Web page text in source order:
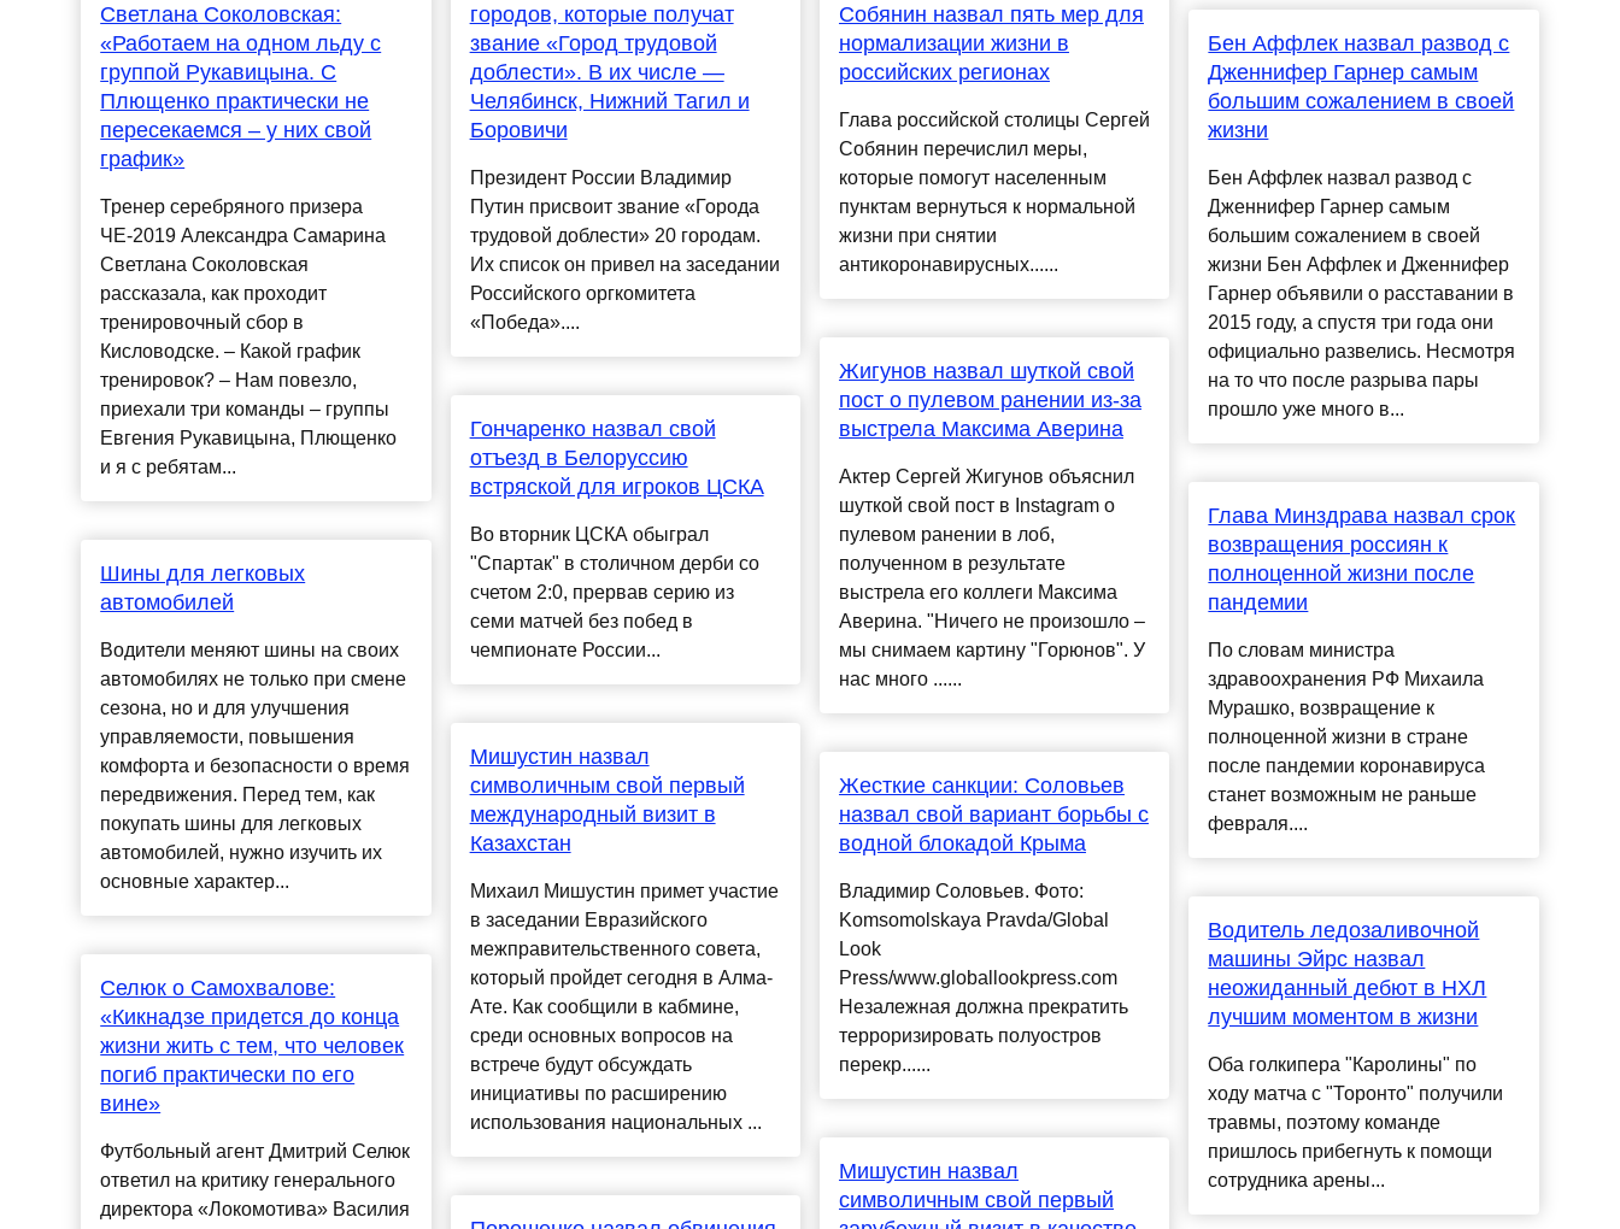
Светлана Соколовская:
«Работаем на одном льду с
группой Рукавицына. С
Плющенко практически не
пересекаемся – у них свой
график»
Тренер серебряного призера
ЧЕ-2019 Александра Самарина
Светлана Соколовская
рассказала, как проходит
тренировочный сбор в
Кисловодске. – Какой график
тренировок? – Нам повезло,
приехали три команды – группы
Евгения Рукавицына, Плющенко
и я с ребятам...
Шины для легковых
автомобилей
Водители меняют шины на своих
автомобилях не только при смене
сезона, но и для улучшения
управляемости, повышения
комфорта и безопасности о время
передвижения. Перед тем, как
покупать шины для легковых
автомобилей, нужно изучить их
основные характер...
Селюк о Самохвалове:
«Кикнадзе придется до конца
жизни жить с тем, что человек
погиб практически по его
вине»
Футбольный агент Дмитрий Селюк
ответил на критику генерального
директора «Локомотива» Василия
городов, которые получат
звание «Город трудовой
доблести». В их числе —
Челябинск, Нижний Тагил и
Боровичи
Президент России Владимир
Путин присвоит звание «Города
трудовой доблести» 20 городам.
Их список он привел на заседании
Российского оргкомитета
«Победа»....
Гончаренко назвал свой
отъезд в Белоруссию
встряской для игроков ЦСКА
Во вторник ЦСКА обыграл
"Спартак" в столичном дерби со
счетом 2:0, прервав серию из
семи матчей без побед в
чемпионате России...
Мишустин назвал
символичным свой первый
международный визит в
Казахстан
Михаил Мишустин примет участие
в заседании Евразийского
межправительственного совета,
который пройдет сегодня в Алма-
Ате. Как сообщили в кабмине,
среди основных вопросов на
встрече будут обсуждать
инициативы по расширению
использования национальных ...
Собянин назвал пять мер для
нормализации жизни в
российских регионах
Глава российской столицы Сергей
Собянин перечислил меры,
которые помогут населенным
пунктам вернуться к нормальной
жизни при снятии
антикоронавирусных......
Жигунов назвал шуткой свой
пост о пулевом ранении из-за
выстрела Максима Аверина
Актер Сергей Жигунов объяснил
шуткой свой пост в Instagram о
пулевом ранении в лоб,
полученном в результате
выстрела его коллеги Максима
Аверина. "Ничего не произошло –
мы снимаем картину "Горюнов". У
нас много ......
Жесткие санкции: Соловьев
назвал свой вариант борьбы с
водной блокадой Крыма
Владимир Соловьев. Фото:
Komsomolskaya Pravda/Global
Look
Press/www.globallookpress.com
Незалежная должна прекратить
терроризировать полуостров
перекр......
Мишустин назвал
символичным свой первый
Бен Аффлек назвал развод с
Дженнифер Гарнер самым
большим сожалением в своей
жизни
Бен Аффлек назвал развод с
Дженнифер Гарнер самым
большим сожалением в своей
жизни Бен Аффлек и Дженнифер
Гарнер объявили о расставании в
2015 году, а спустя три года они
официально развелись. Несмотря
на то что после разрыва пары
прошло уже много в...
Глава Минздрава назвал срок
возвращения россиян к
полноценной жизни после
пандемии
По словам министра
здравоохранения РФ Михаила
Мурашко, возвращение к
полноценной жизни в стране
после пандемии коронавируса
станет возможным не раньше
февраля....
Водитель ледозаливочной
машины Эйрс назвал
неожиданный дебют в НХЛ
лучшим моментом в жизни
Оба голкипера "Каролины" по
ходу матча с "Торонто" получили
травмы, поэтому команде
пришлось прибегнуть к помощи
сотрудника арены...